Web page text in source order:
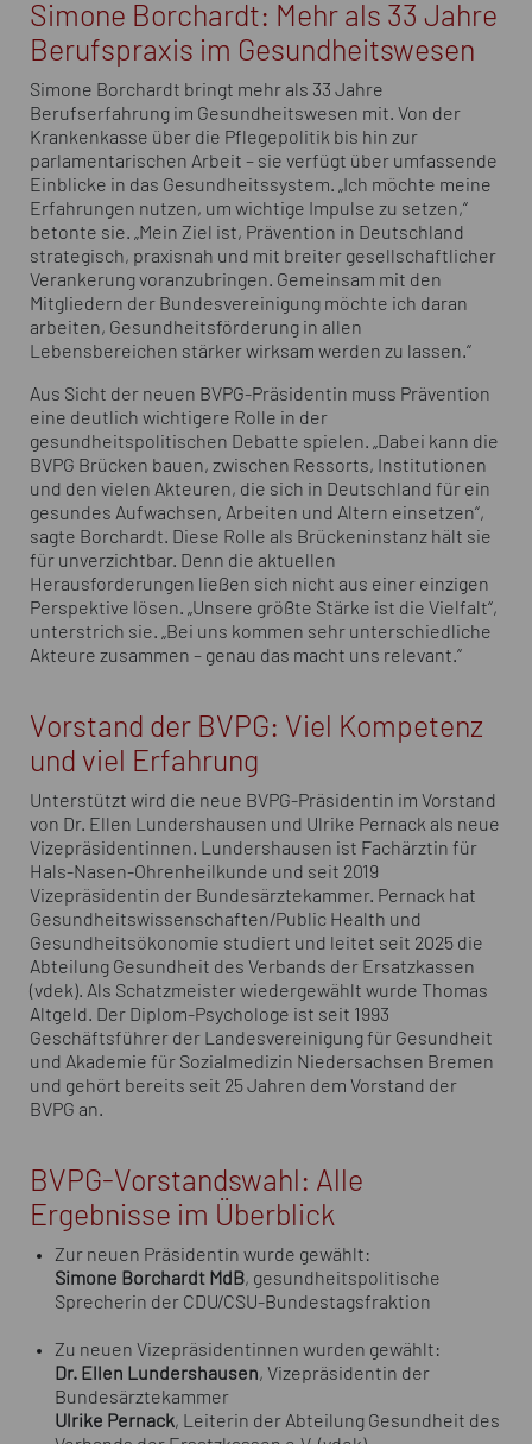
Simone Borchardt: Mehr als 33 Jahre
Berufspraxis im Gesundheitswesen
Simone Borchardt bringt mehr als 33 Jahre
Berufserfahrung im Gesundheitswesen mit. Von der
Krankenkasse über die Pflegepolitik bis hin zur
parlamentarischen Arbeit – sie verfügt über umfassende
Einblicke in das Gesundheitssystem. „Ich möchte meine
Erfahrungen nutzen, um wichtige Impulse zu setzen,“
betonte sie. „Mein Ziel ist, Prävention in Deutschland
strategisch, praxisnah und mit breiter gesellschaftlicher
Verankerung voranzubringen. Gemeinsam mit den
Mitgliedern der Bundesvereinigung möchte ich daran
arbeiten, Gesundheitsförderung in allen
Lebensbereichen stärker wirksam werden zu lassen.“
Aus Sicht der neuen BVPG-Präsidentin muss Prävention
eine deutlich wichtigere Rolle in der
gesundheitspolitischen Debatte spielen. „Dabei kann die
BVPG Brücken bauen, zwischen Ressorts, Institutionen
und den vielen Akteuren, die sich in Deutschland für ein
gesundes Aufwachsen, Arbeiten und Altern einsetzen“,
sagte Borchardt. Diese Rolle als Brückeninstanz hält sie
für unverzichtbar. Denn die aktuellen
Herausforderungen ließen sich nicht aus einer einzigen
Perspektive lösen. „Unsere größte Stärke ist die Vielfalt“,
unterstrich sie. „Bei uns kommen sehr unterschiedliche
Akteure zusammen – genau das macht uns relevant.“
Vorstand der BVPG: Viel Kompetenz
und viel Erfahrung
Unterstützt wird die neue BVPG-Präsidentin im Vorstand
von Dr. Ellen Lundershausen und Ulrike Pernack als neue
Vizepräsidentinnen. Lundershausen ist Fachärztin für
Hals-Nasen-Ohrenheilkunde und seit 2019
Vizepräsidentin der Bundesärztekammer. Pernack hat
Gesundheitswissenschaften/Public Health und
Gesundheitsökonomie studiert und leitet seit 2025 die
Abteilung Gesundheit des Verbands der Ersatzkassen
(vdek). Als Schatzmeister wiedergewählt wurde Thomas
Altgeld. Der Diplom-Psychologe ist seit 1993
Geschäftsführer der Landesvereinigung für Gesundheit
und Akademie für Sozialmedizin Niedersachsen Bremen
und gehört bereits seit 25 Jahren dem Vorstand der
BVPG an.
BVPG-Vorstandswahl: Alle
Ergebnisse im Überblick
Zur neuen Präsidentin wurde gewählt:
Simone Borchardt MdB, gesundheitspolitische
Sprecherin der CDU/CSU-Bundestagsfraktion
Zu neuen Vizepräsidentinnen wurden gewählt:
Dr. Ellen Lundershausen, Vizepräsidentin der
Bundesärztekammer
Ulrike Pernack, Leiterin der Abteilung Gesundheit des